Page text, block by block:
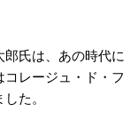
氏は、あの時代に
レージュ・ド・フ
た。